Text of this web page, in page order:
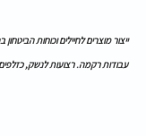
ייצור מוצרים לחיילים וכוחות
עבודות רקמה. רצועות לנשק,